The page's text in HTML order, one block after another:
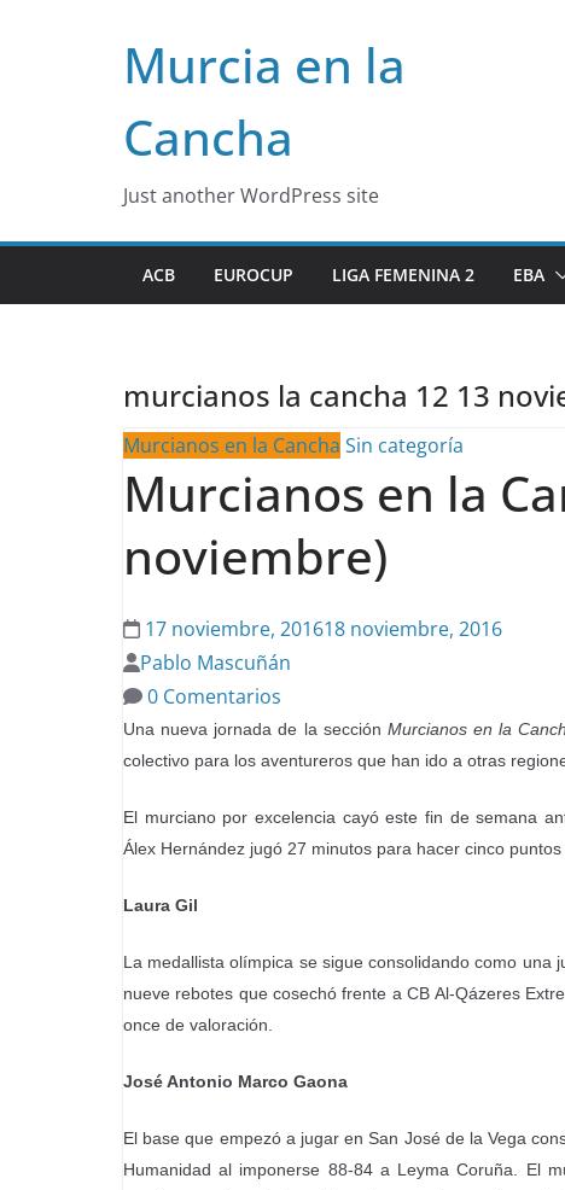
Murcia en la
Cancha
Just another WordPress site
ACB EUROCUP LIGA FEMENINA 2 EBA
murcianos la cancha 12 13
Murcianos en la Cancha Sin categoría
Murcianos en la
noviembre)
17 noviembre, 201618 noviembre, 2016
Pablo Mascuñán
0 Comentarios
Una nueva jornada de la sección Murcianos en la
colectivo para los aventureros que han ido a otras
El murciano por excelencia cayó este fin de semana
Álex Hernández jugó 27 minutos para hacer cinco puntos
Laura Gil
La medallista olímpica se sigue consolidando como
nueve rebotes que cosechó frente a CB Al-Qázeres
once de valoración.
José Antonio Marco Gaona
El base que empezó a jugar en San José de la Vega
Humanidad al imponerse 88-84 a Leyma Coruña. El